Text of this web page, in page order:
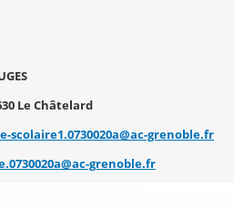
Le Châtelard
scolaire1.0730020a@ac-grenoble.fr
grenoble.fr